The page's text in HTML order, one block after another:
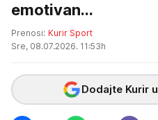
emotivan...
Prenosi: Kurir Sport
Sre, 08.07.2026. 11:53h
Dodajte Kurir